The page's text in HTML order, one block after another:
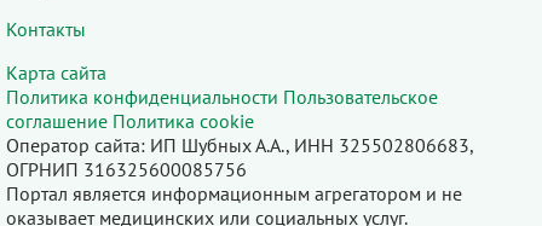
Контакты
Карта сайта
Политика конфиденциальности Пользовательское
соглашение Политика cookie
Оператор сайта: ИП Шубных А.А., ИНН 325502806683,
ОГРНИП 316325600085756
Портал является информационным агрегатором и не
оказывает медицинских или социальных услуг.